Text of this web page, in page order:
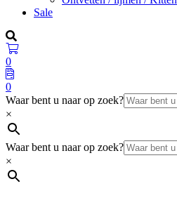
Sale
0
0
Waar bent u naar op zoek?
×
Waar bent u naar op zoek?
×